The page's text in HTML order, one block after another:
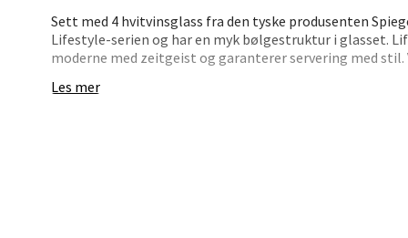
Sett med 4 hvitvinsglass fra den tyske produsenten
Lifestyle-serien og har en myk bølgestruktur i glasset.
moderne med zeitgeist og garanterer servering med
Les mer